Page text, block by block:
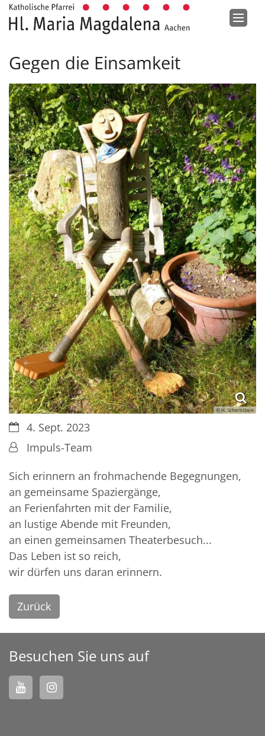
Zum Inhalt springen
Gegen die Einsamkeit
© H. Schornstein
Datum:4. Sept. 2023
Von:Impuls-Team
Sich erinnern an frohmachende Begegnungen,
an gemeinsame Spaziergänge,
an Ferienfahrten mit der Familie,
an lustige Abende mit Freunden,
an einen gemeinsamen Theaterbesuch...
Das Leben ist so reich,
wir dürfen uns daran erinnern.
Zurück
Besuchen Sie uns auf